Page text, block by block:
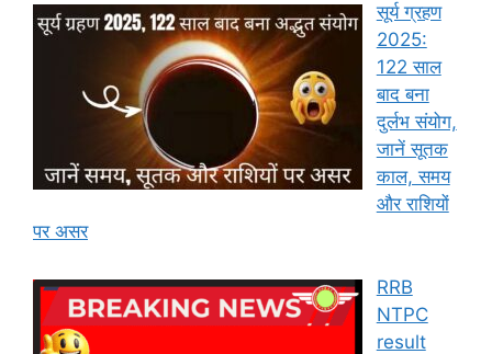
सूर्य ग्रहण
2025:
122 साल
बाद बना
दुर्लभ संयोग,
जानें सूतक
काल, समय
और राशियों
पर असर
RRB
NTPC
result